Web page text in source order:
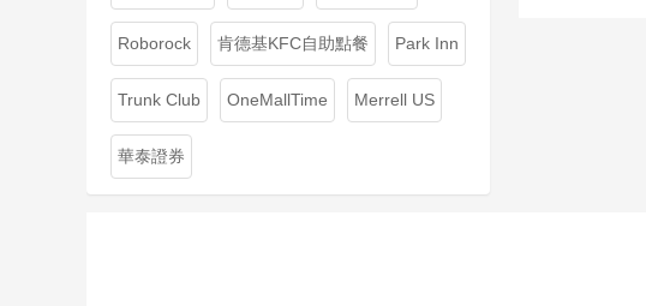
Roborock 肯德基KFC自助點餐 Park Inn
Trunk Club OneMallTime Merrell US
華泰證券